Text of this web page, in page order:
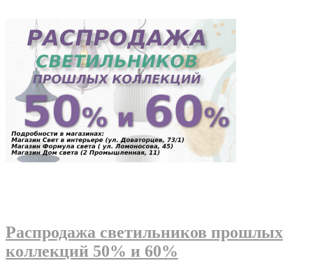
Распродажа светильников прошлых
коллекций 50% и 60%